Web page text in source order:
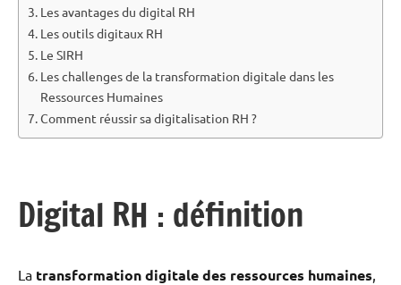
Les avantages du digital RH
Les outils digitaux RH
Le SIRH
Les challenges de la transformation digitale dans les
Ressources Humaines
Comment réussir sa digitalisation RH ?
Digital RH : définition
La transformation digitale des ressources humaines